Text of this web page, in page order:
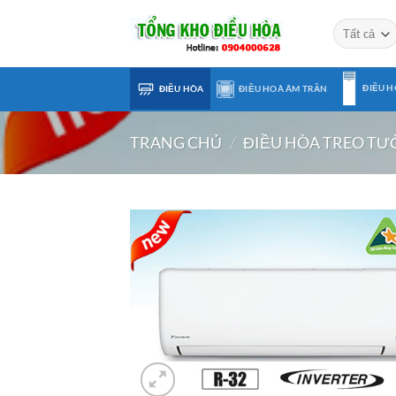
ĐIỀU HÒA ĐIỀU HOÀ ÂM TRẦN ĐIỀU
TRANG CHỦ / ĐIỀU HÒA TREO